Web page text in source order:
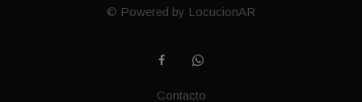
© Powered by LocucionAR
Contacto